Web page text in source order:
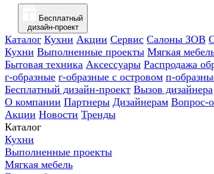
Бесплатный
дизайн-проект
Каталог Кухни Акции Сервис Салоны ЗОВ
Кухни Выполненные проекты Мягкая
Бытовая техника Аксессуары Распродажа
г-образные г-образные с островом п-
Бесплатный дизайн-проект Вызов дизайнера
О компании Партнеры Дизайнерам Вопрос-
Акции Новости Тренды
Каталог
Кухни
Выполненные проекты
Мягкая мебель